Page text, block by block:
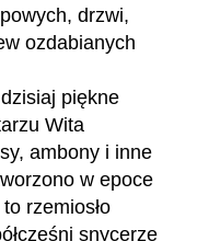
drzwi,
ozdabianych
piękne
Wita
ambony i inne
w epoce
rzemiosło
snycerze